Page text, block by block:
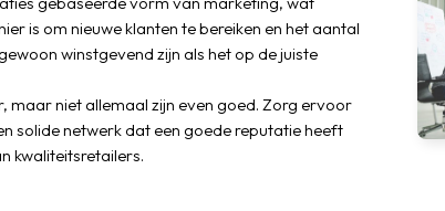
is om nieuwe klanten te bereiken en het aantal
winstgevend zijn als het op de juiste
maar niet allemaal zijn even goed. Zorg ervoor
solide netwerk dat een goede reputatie heeft
kwaliteitsretailers.